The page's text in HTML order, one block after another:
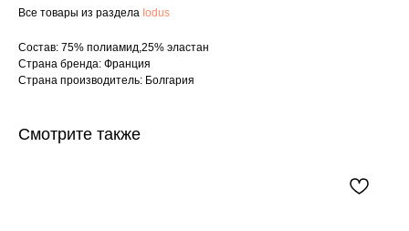
Все товары из раздела Iodus
Состав: 75% полиамид,25% эластан
Страна бренда: Франция
Страна производитель: Болгария
Смотрите также